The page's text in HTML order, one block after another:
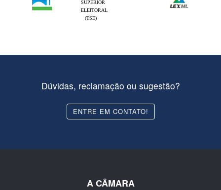
SUPERIOR
ELEITORAL
(TSE)
Dúvidas, reclamação ou sugestão?
ENTRE EM CONTATO!
A CÂMARA